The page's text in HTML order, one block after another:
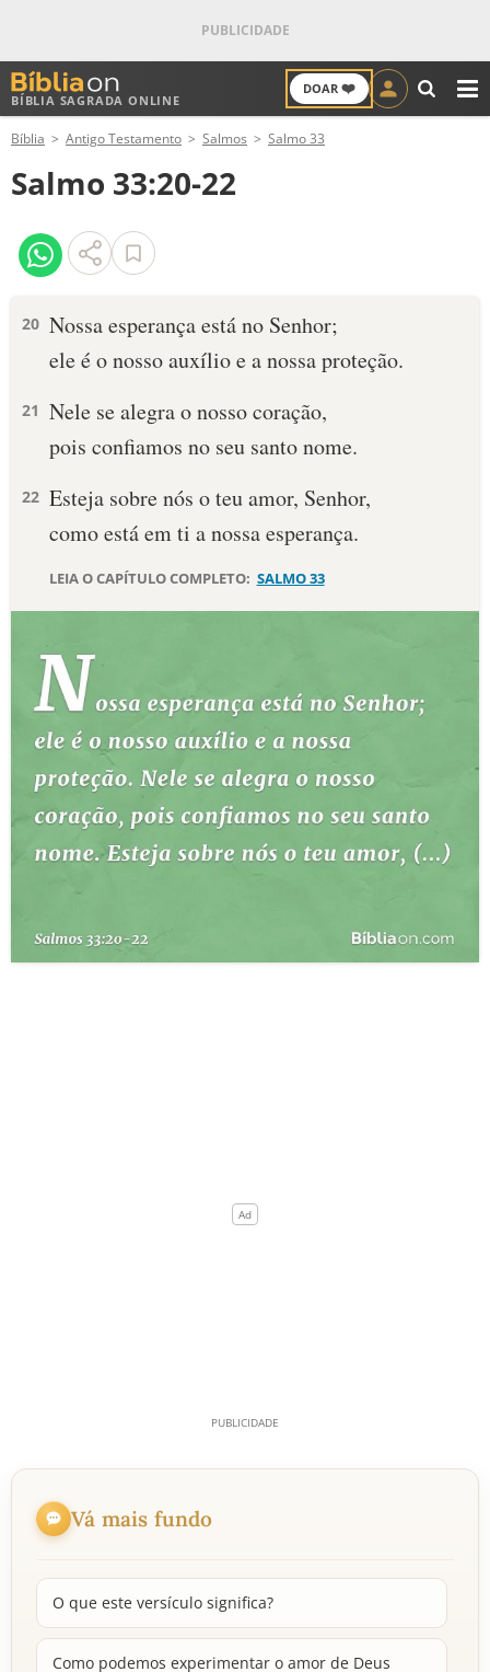
BÍBLIA SAGRADA ONLINE
DOAR ❤️
ANTIGO TESTAMENTO
NOVO TESTAMENTO
VERSÍCULOS
PALAVRA DO DIA
SALMO DO DIA
10 MANDAMENTOS
ESTUDOS BÍBLICOS
TEMAS
PERGUNTE À BÍBLIA
TERMO BÍBLICO JOGOS
QUEM SOMOS
Bíblia Antigo Testamento Salmos Salmo 33
Salmo 33:20-22
20 Nossa esperança está no Senhor;
ele é o nosso auxílio e a nossa proteção.
21 Nele se alegra o nosso coração,
pois confiamos no seu santo nome.
22 Esteja sobre nós o teu amor, Senhor,
como está em ti a nossa esperança.
LEIA O CAPÍTULO COMPLETO: SALMO 33
Vá mais fundo
O que este versículo significa?
Como podemos experimentar o amor de Deus